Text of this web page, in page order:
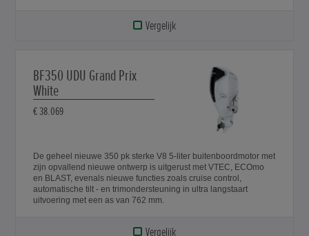
Vergelijk
BF350 UDU Grand Prix
White
€ 38.069
De geheel nieuwe 350 pk sterke V8 5-liter buitenboordmotor met
zijn opvallend nieuwe ontwerp is uitgerust met VTEC, ECOmo
en BLAST, evenals nieuwe functies zoals cruise control,
automatische tilt - en trimondersteuning in ultra langstaart
uitvoering met een as van 762 mm.
Vergelijk